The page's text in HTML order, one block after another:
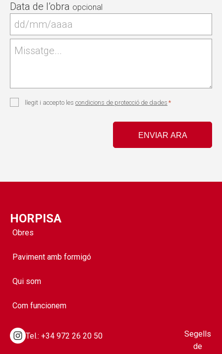
Data de l’obra
Missatge
Consentllegit i accepto les condicions de protecció de dades *
HORPISA
Obres
Paviment amb formigó
Qui som
Com funcionem
Tel.: +34 972 26 20 50
Segells
de